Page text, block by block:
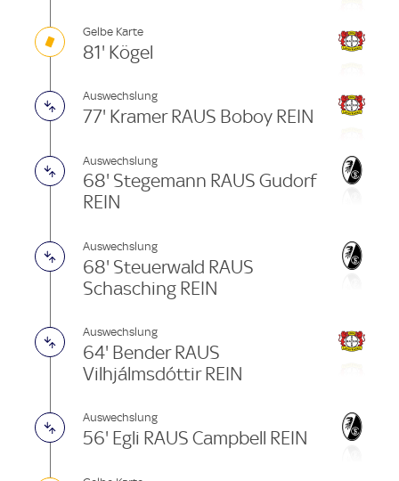
Gelbe Karte
81' Kögel
Auswechslung
77' Kramer RAUS Boboy REIN
Auswechslung
68' Stegemann RAUS Gudorf
REIN
Auswechslung
68' Steuerwald RAUS
Schasching REIN
Auswechslung
64' Bender RAUS
Vilhjálmsdóttir REIN
Auswechslung
56' Egli RAUS Campbell REIN